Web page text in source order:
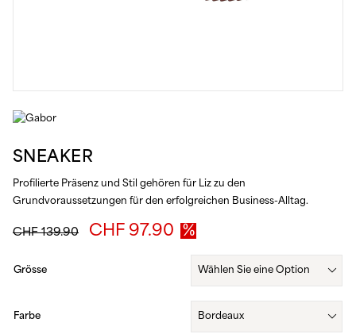
SNEAKER
Profilierte Präsenz und Stil gehören für Liz zu den
Grundvoraussetzungen für den erfolgreichen Business-Alltag.
CHF139.90
Ursprünglicher
CHF 97.90
ist:
CHF 97.90.
Grösse
Farbe